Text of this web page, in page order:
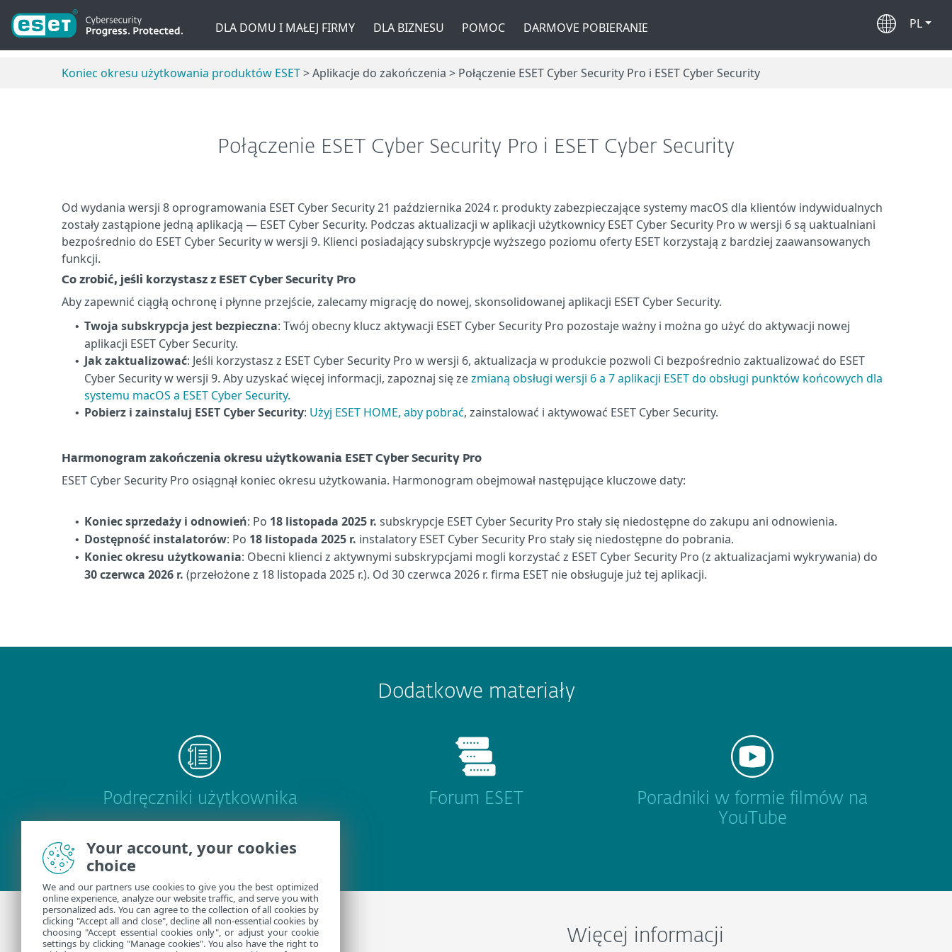
DLA DOMU I MAŁEJ FIRMY DLA BIZNESU POMOC DARMOVE POBIERANIE PL
Koniec okresu użytkowania produktów ESET> Aplikacje do zakończenia > Połączenie ESET Cyber Security Pro i ESET Cyber Security
Połączenie ESET Cyber Security Pro i ESET Cyber Security
Od wydania wersji 8 oprogramowania ESET Cyber Security 21 października 2024 r. produkty zabezpieczające systemy macOS dla klientów indywidualnych
zostały zastąpione jedną aplikacją — ESET Cyber Security. Podczas aktualizacji w aplikacji użytkownicy ESET Cyber Security Pro w wersji 6 są uaktualniani
bezpośrednio do ESET Cyber Security w wersji 9. Klienci posiadający subskrypcje wyższego poziomu oferty ESET korzystają z bardziej zaawansowanych
funkcji.
Co zrobić, jeśli korzystasz z ESET Cyber Security Pro
Aby zapewnić ciągłą ochronę i płynne przejście, zalecamy migrację do nowej, skonsolidowanej aplikacji ESET Cyber Security.
• Twoja subskrypcja jest bezpieczna: Twój obecny klucz aktywacji ESET Cyber Security Pro pozostaje ważny i można go użyć do aktywacji nowej
aplikacji ESET Cyber Security.
• Jak zaktualizować: Jeśli korzystasz z ESET Cyber Security Pro w wersji 6, aktualizacja w produkcie pozwoli Ci bezpośrednio zaktualizować do ESET
Cyber Security w wersji 9. Aby uzyskać więcej informacji, zapoznaj się zezmianą obsługi wersji 6 a 7 aplikacji ESET do obsługi punktów końcowych dla
systemu macOS a ESET Cyber Security.
• Pobierz i zainstaluj ESET Cyber Security: Użyj ESET HOME, aby pobrać, zainstalować i aktywować ESET Cyber Security.
Harmonogram zakończenia okresu użytkowania ESET Cyber Security Pro
ESET Cyber Security Pro osiągnął koniec okresu użytkowania. Harmonogram obejmował następujące kluczowe daty:
• Koniec sprzedaży i odnowień: Po 18 listopada 2025 r. subskrypcje ESET Cyber Security Pro stały się niedostępne do zakupu ani odnowienia.
• Dostępność instalatorów: Po 18 listopada 2025 r. instalatory ESET Cyber Security Pro stały się niedostępne do pobrania.
• Koniec okresu użytkowania: Obecni klienci z aktywnymi subskrypcjami mogli korzystać z ESET Cyber Security Pro (z aktualizacjami wykrywania) do
30 czerwca 2026 r. (przełożone z 18 listopada 2025 r.). Od 30 czerwca 2026 r. firma ESET nie obsługuje już tej aplikacji.
Dodatkowe materiały
Podręczniki użytkownika Forum ESET
Poradniki w formie filmów na
YouTube
Dodatkowa pomoc Więcej informacji
Your account, your cookies
choice
We and our partners use cookies to give you the best optimized
online experience, analyze our website traffic, and serve you with
personalized ads. You can agree to the collection of all cookies by
clicking "Accept all and close", decline all non-essential cookies by
choosing "Accept essential cookies only", or adjust your cookie
settings by clicking "Manage cookies". You also have the right to